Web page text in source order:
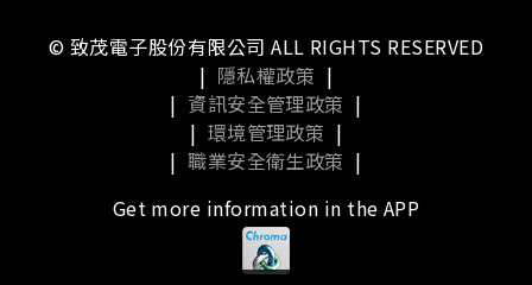
© 致茂電子股份有限公司 ALL RIGHTS RESERVED
| 隱私權政策 |
| 資訊安全管理政策 |
| 環境管理政策 |
| 職業安全衛生政策 |
Get more information in the APP